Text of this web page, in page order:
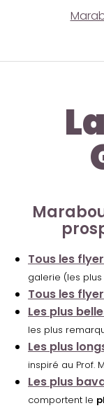
Tous les
galerie (les
Tous les
Les plus
les plus
Les plus
inspiré au Prof.
Les plus
comportent le